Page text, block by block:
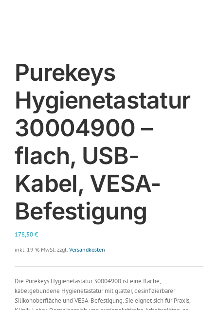
Purekeys
Hygienetastatur
30004900 –
flach, USB-
Kabel, VESA-
Befestigung
178,50€
inkl. 19 % MwSt. zzgl. Versandkosten
Die Purekeys Hygienetastatur 30004900 ist eine flache,
kabelgebundene Hygienetastatur mit glatter, desinfizierbarer
Silikonoberfläche und VESA-Befestigung. Sie eignet sich für Praxis,